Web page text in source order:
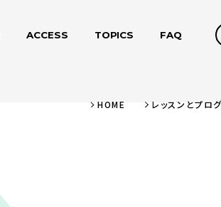
ACCESS TOPICS FAQ
HOME レッスンとプロ